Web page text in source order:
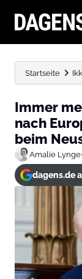
Startseite
Immer
nach
beim
Amalie Lynge
dagens.de